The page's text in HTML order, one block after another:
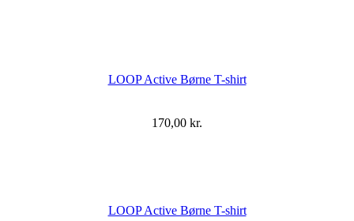
LOOP Active Børne T-shirt
170,00 kr.
LOOP Active Børne T-shirt